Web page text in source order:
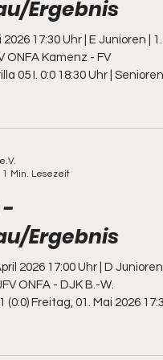
Ergebnis
17:30 Uhr | E Junioren | 1.
ONFA Kamenz - FV
05 I. 0:0 18:30 Uhr | Senioren |
AH 1:13 Sonnabend,
| E Junioren | Kreisliga (A)
IV. - JFV ONFA 0:0 09:00
| 1. Kreisliga (A) DJK Sokol
ONFA 0:4 (0:3) 10:00 Uhr | D
(B) SV
-
1 Min. Lesezeit
Ergebnis
2026 17:00 Uhr | D Junioren |
ONFA - DJK B.-W.
Freitag, 01. Mai 2026
2:5 (1:1) Sonnabend, 02.
B Junioren | Kreispokal SpG